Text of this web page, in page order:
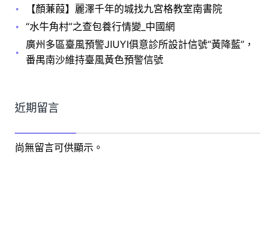
【顏蒹葭】麗澤千年的城找九宮格教室南書院
“水牛角村”之查包養行情變_中國網
廣州多區臺風預警JIUYI俱意診所設計信號“黃降藍”，
番禺南沙維持臺風黃色預警信號
近期留言
尚無留言可供顯示。